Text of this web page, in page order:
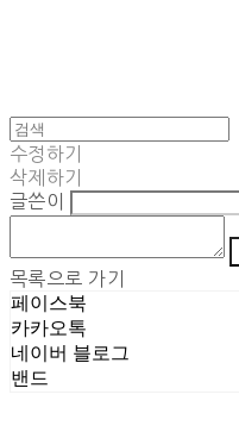
수정하기
삭제하기
글쓴이
목록으로 가기
페이스북
카카오톡
네이버 블로그
밴드